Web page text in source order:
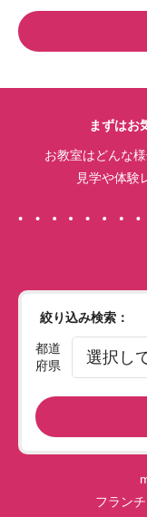
まずはお
お教室はどんな
見学や体験
絞り込み検索：
都道
府県
フラン